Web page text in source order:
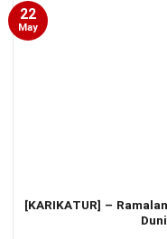
[KARIKATUR] –
22
May